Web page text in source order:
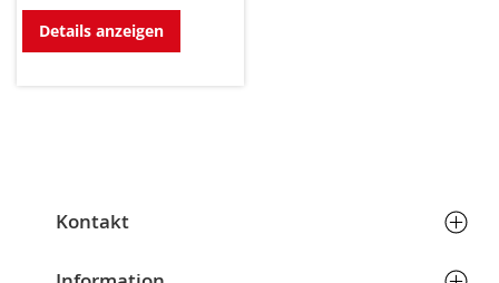
Details anzeigen
Kontakt